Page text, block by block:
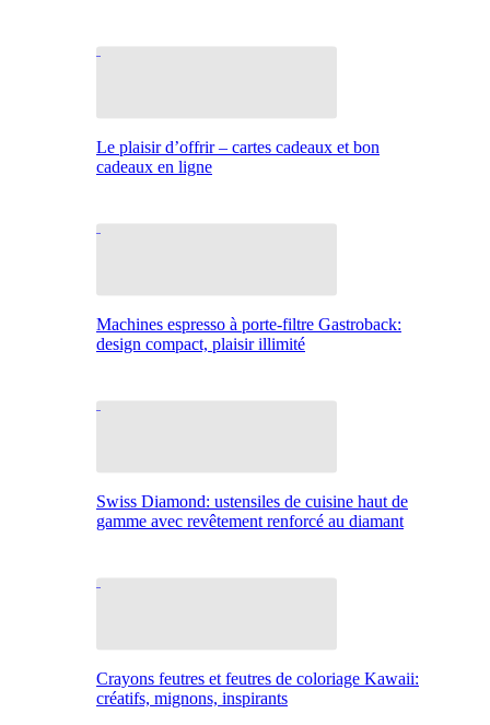
Le plaisir d’offrir – cartes cadeaux et bon
cadeaux en ligne
Machines espresso à porte-filtre Gastroback:
design compact, plaisir illimité
Swiss Diamond: ustensiles de cuisine haut de
gamme avec revêtement renforcé au diamant
Crayons feutres et feutres de coloriage Kawaii:
créatifs, mignons, inspirants